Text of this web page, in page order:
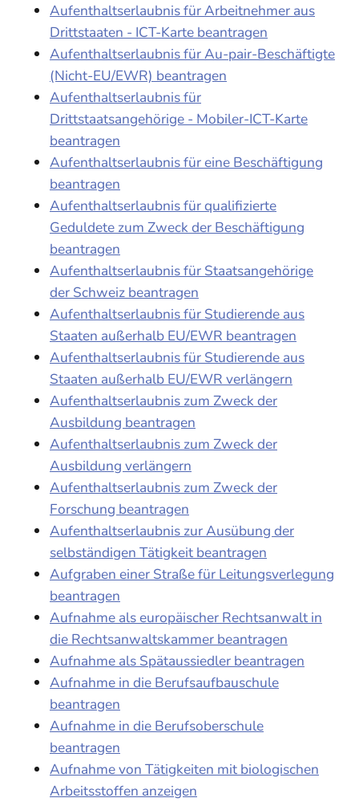
Aufenthaltserlaubnis für Arbeitnehmer aus
Drittstaaten - ICT-Karte beantragen
Aufenthaltserlaubnis für Au-pair-Beschäftigte
(Nicht-EU/EWR) beantragen
Aufenthaltserlaubnis für
Drittstaatsangehörige - Mobiler-ICT-Karte
beantragen
Aufenthaltserlaubnis für eine Beschäftigung
beantragen
Aufenthaltserlaubnis für qualifizierte
Geduldete zum Zweck der Beschäftigung
beantragen
Aufenthaltserlaubnis für Staatsangehörige
der Schweiz beantragen
Aufenthaltserlaubnis für Studierende aus
Staaten außerhalb EU/EWR beantragen
Aufenthaltserlaubnis für Studierende aus
Staaten außerhalb EU/EWR verlängern
Aufenthaltserlaubnis zum Zweck der
Ausbildung beantragen
Aufenthaltserlaubnis zum Zweck der
Ausbildung verlängern
Aufenthaltserlaubnis zum Zweck der
Forschung beantragen
Aufenthaltserlaubnis zur Ausübung der
selbständigen Tätigkeit beantragen
Aufgraben einer Straße für Leitungsverlegung
beantragen
Aufnahme als europäischer Rechtsanwalt in
die Rechtsanwaltskammer beantragen
Aufnahme als Spätaussiedler beantragen
Aufnahme in die Berufsaufbauschule
beantragen
Aufnahme in die Berufsoberschule
beantragen
Aufnahme von Tätigkeiten mit biologischen
Arbeitsstoffen anzeigen